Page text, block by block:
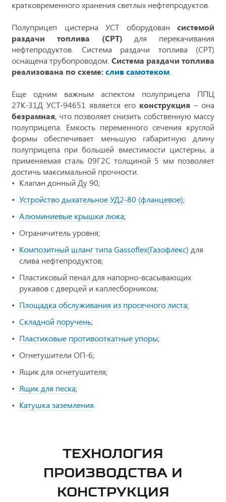
кратковременного хранения светлых нефтепродуктов.
Полуприцеп цистерна УСТ оборудован системой
раздачи топлива (СРТ) для перекачивания
нефтепродуктов. Система раздачи топлива (СРТ)
оснащена трубопроводом. Система раздачи топлива
реализована по схеме:слив самотеком
Еще одним важным аспектом полуприцепа ППЦ
27К-31Д УСТ-94651 является его конструкция – она
безрамная, что позволяет снизить собственную массу
полуприцепа. Емкость переменного сечения круглой
формы обеспечивает меньшую габаритную длину
полуприцепа при большей вместимости цистерны, а
применяемая сталь 09Г2С толщиной 5 мм позволяет
достичь максимальной прочности.
Клапан донный Ду 90;
Устройство дыхательное УД2-80 (фланцевое);
Алюминиевые крышки люка;
Ограничитель уровня;
Композитный шланг типа Gassoflex(Газофлекс) для
слива нефтепродуктов;
Пластиковый пенал для напорно-всасывающих
рукавов с дверцей и каплесборником;
Площадка обслуживания из просечного листа;
Складной поручень;
Пластиковые противооткатные упоры;
Огнетушители ОП-6;
Ящик для огнетушителя;
Ящик для песка;
Катушка заземления
ТЕХНОЛОГИЯ
ПРОИЗВОДСТВА И
КОНСТРУКЦИЯ